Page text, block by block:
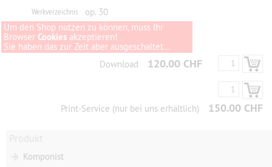
Werkverzeichnis
op. 30
Um den Shop nutzen zu können, muss Ihr
Browser Cookies akzeptieren!
Sie haben das zur Zeit aber ausgeschaltet...
Download
120.00 CHF
Print-Service (nur bei uns erhältlich) 150.00 CHF
Komponist